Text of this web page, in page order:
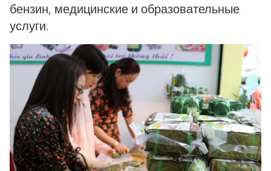
бензин, медицинские и образовательные
услуги.